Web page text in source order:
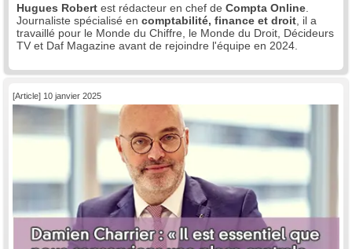
Hugues Robert est rédacteur en chef de Compta Online
Journaliste spécialisé en comptabilité, finance et droit , il a
travaillé pour le Monde du Chiffre, le Monde du Droit, Décideurs
TV et Daf Magazine avant de rejoindre l'équipe en 2024.
[Article] 10 janvier 2025